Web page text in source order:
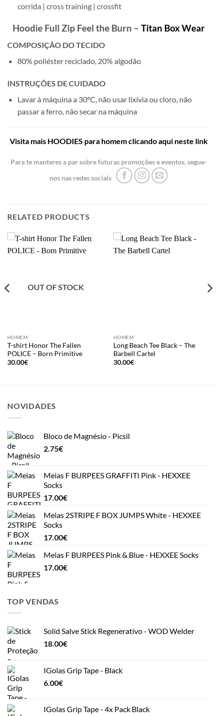
corrida | cross training | crossfit
Hoodie Full Zip Feel the Burn – Titan Box Wear
COMPOSIÇÃO DO TECIDO
80% poliéster reciclado, 20% algodão
INSTRUÇÕES DE CUIDADO
Lavar à máquina a 30ºC, não usar lixívia ou cloro, não
passar a ferro, não secar na máquina
Visita mais HOODIES para homem clicando aqui neste link
Para te manteres a par sobre futuras promoções e eventos, segue-
nos nas redes sociais
RELATED PRODUCTS
OUT OF STOCK
HOMEM
T-shirt Honor The Fallen
POLICE – Born Primitive
30.00€
HOMEM
Long Beach Tee Black – The
Barbell Cartel
30.00€
NOVIDADES
Bloco de Magnésio - Picsil
2.75€
Meias F BURPEES GRAFFITI Pink - HEXXEE
Socks
17.00€
Meias 2STRIPE F BOX JUMPS White - HEXXEE
Socks
17.00€
Meias F BURPEES Pink & Blue - HEXXEE Socks
17.00€
TOP VENDAS
Solid Salve Stick Regenerativo - WOD Welder
18.00€
IGolas Grip Tape - Black
6.00€
IGolas Grip Tape - 4x Pack Black